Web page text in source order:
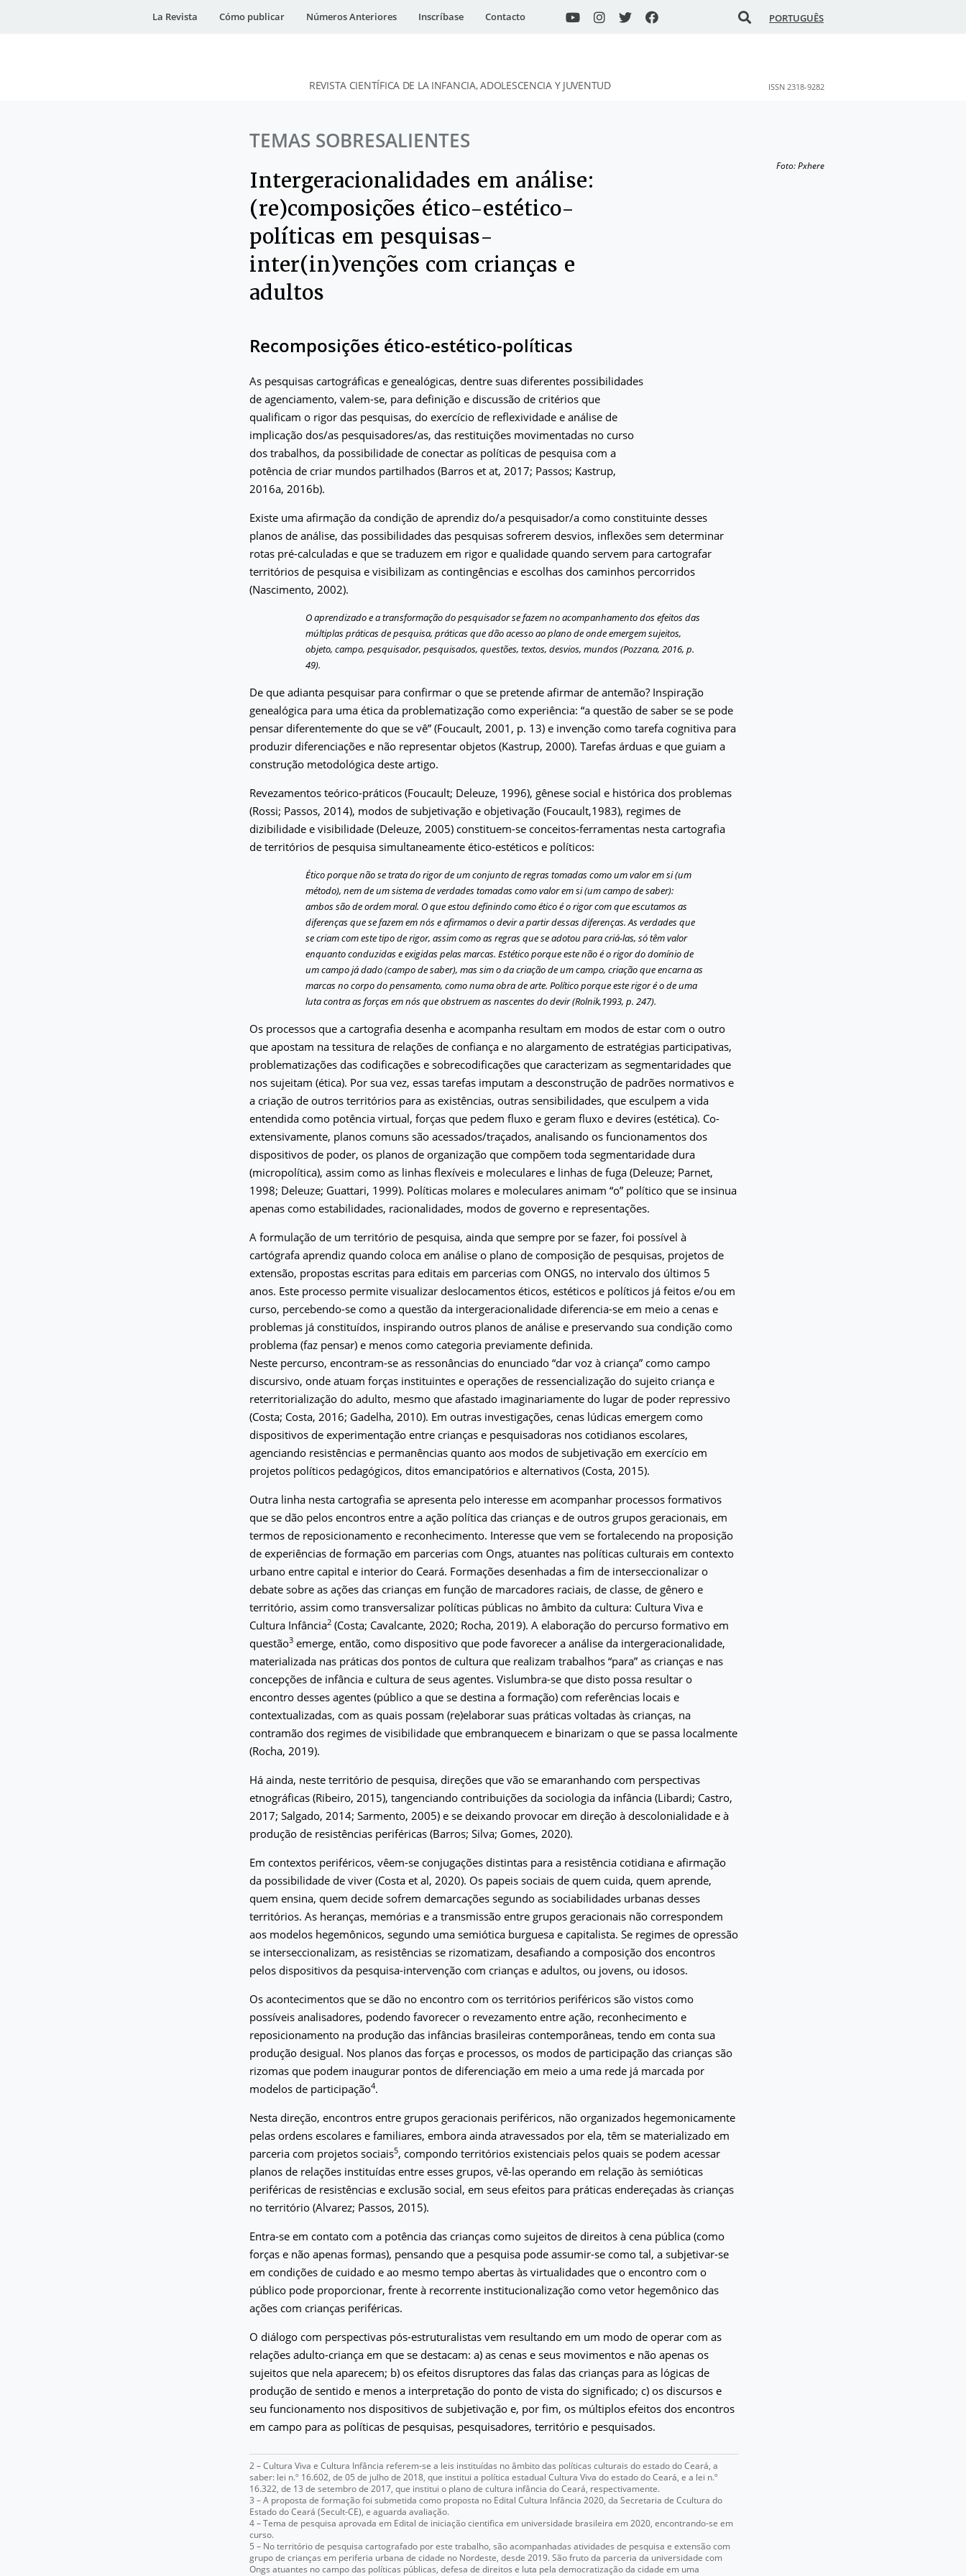
La Revista Cómo publicar Números Anteriores Inscríbase Contacto PORTUGUÊS
DESidades
REVISTA CIENTÍFICA DE LA INFANCIA, ADOLESCENCIA Y JUVENTUD ISSN 2318-9282
Foto: Pxhere
TEMAS SOBRESALIENTES
Intergeracionalidades em análise:
(re)composições ético-estético-
políticas em pesquisas-
inter(in)venções com crianças e
adultos
Recomposições ético-estético-políticas
As pesquisas cartográficas e genealógicas, dentre suas diferentes possibilidades
de agenciamento, valem-se, para definição e discussão de critérios que
qualificam o rigor das pesquisas, do exercício de reflexividade e análise de
implicação dos/as pesquisadores/as, das restituições movimentadas no curso
dos trabalhos, da possibilidade de conectar as políticas de pesquisa com a
potência de criar mundos partilhados (Barros et at, 2017; Passos; Kastrup,
2016a, 2016b).
Existe uma afirmação da condição de aprendiz do/a pesquisador/a como constituinte desses
planos de análise, das possibilidades das pesquisas sofrerem desvios, inflexões sem determinar
rotas pré-calculadas e que se traduzem em rigor e qualidade quando servem para cartografar
territórios de pesquisa e visibilizam as contingências e escolhas dos caminhos percorridos
(Nascimento, 2002).
O aprendizado e a transformação do pesquisador se fazem no acompanhamento dos efeitos das
múltiplas práticas de pesquisa, práticas que dão acesso ao plano de onde emergem sujeitos,
objeto, campo, pesquisador, pesquisados, questões, textos, desvios, mundos (Pozzana, 2016, p.
49).
De que adianta pesquisar para confirmar o que se pretende afirmar de antemão? Inspiração
genealógica para uma ética da problematização como experiência: “a questão de saber se se pode
pensar diferentemente do que se vê” (Foucault, 2001, p. 13) e invenção como tarefa cognitiva para
produzir diferenciações e não representar objetos (Kastrup, 2000). Tarefas árduas e que guiam a
construção metodológica deste artigo.
Revezamentos teórico-práticos (Foucault; Deleuze, 1996), gênese social e histórica dos problemas
(Rossi; Passos, 2014), modos de subjetivação e objetivação (Foucault,1983), regimes de
dizibilidade e visibilidade (Deleuze, 2005) constituem-se conceitos-ferramentas nesta cartografia
de territórios de pesquisa simultaneamente ético-estéticos e políticos:
Ético porque não se trata do rigor de um conjunto de regras tomadas como um valor em si (um
método), nem de um sistema de verdades tomadas como valor em si (um campo de saber):
ambos são de ordem moral. O que estou definindo como ético é o rigor com que escutamos as
diferenças que se fazem em nós e afirmamos o devir a partir dessas diferenças. As verdades que
se criam com este tipo de rigor, assim como as regras que se adotou para criá-las, só têm valor
enquanto conduzidas e exigidas pelas marcas. Estético porque este não é o rigor do domínio de
um campo já dado (campo de saber), mas sim o da criação de um campo, criação que encarna as
marcas no corpo do pensamento, como numa obra de arte. Político porque este rigor é o de uma
luta contra as forças em nós que obstruem as nascentes do devir (Rolnik,1993, p. 247).
Os processos que a cartografia desenha e acompanha resultam em modos de estar com o outro
que apostam na tessitura de relações de confiança e no alargamento de estratégias participativas,
problematizações das codificações e sobrecodificações que caracterizam as segmentaridades que
nos sujeitam (ética). Por sua vez, essas tarefas imputam a desconstrução de padrões normativos e
a criação de outros territórios para as existências, outras sensibilidades, que esculpem a vida
entendida como potência virtual, forças que pedem fluxo e geram fluxo e devires (estética). Co-
extensivamente, planos comuns são acessados/traçados, analisando os funcionamentos dos
dispositivos de poder, os planos de organização que compõem toda segmentaridade dura
(micropolítica), assim como as linhas flexíveis e moleculares e linhas de fuga (Deleuze; Parnet,
1998; Deleuze; Guattari, 1999). Políticas molares e moleculares animam “o” político que se insinua
apenas como estabilidades, racionalidades, modos de governo e representações.
A formulação de um território de pesquisa, ainda que sempre por se fazer, foi possível à
cartógrafa aprendiz quando coloca em análise o plano de composição de pesquisas, projetos de
extensão, propostas escritas para editais em parcerias com ONGS, no intervalo dos últimos 5
anos. Este processo permite visualizar deslocamentos éticos, estéticos e políticos já feitos e/ou em
curso, percebendo-se como a questão da intergeracionalidade diferencia-se em meio a cenas e
problemas já constituídos, inspirando outros planos de análise e preservando sua condição como
problema (faz pensar) e menos como categoria previamente definida.
Neste percurso, encontram-se as ressonâncias do enunciado “dar voz à criança” como campo
discursivo, onde atuam forças instituintes e operações de ressencialização do sujeito criança e
reterritorialização do adulto, mesmo que afastado imaginariamente do lugar de poder repressivo
(Costa; Costa, 2016; Gadelha, 2010). Em outras investigações, cenas lúdicas emergem como
dispositivos de experimentação entre crianças e pesquisadoras nos cotidianos escolares,
agenciando resistências e permanências quanto aos modos de subjetivação em exercício em
projetos políticos pedagógicos, ditos emancipatórios e alternativos (Costa, 2015).
Outra linha nesta cartografia se apresenta pelo interesse em acompanhar processos formativos
que se dão pelos encontros entre a ação política das crianças e de outros grupos geracionais, em
termos de reposicionamento e reconhecimento. Interesse que vem se fortalecendo na proposição
de experiências de formação em parcerias com Ongs, atuantes nas políticas culturais em contexto
urbano entre capital e interior do Ceará. Formações desenhadas a fim de interseccionalizar o
debate sobre as ações das crianças em função de marcadores raciais, de classe, de gênero e
território, assim como transversalizar políticas públicas no âmbito da cultura: Cultura Viva e
Cultura Infância2 (Costa; Cavalcante, 2020; Rocha, 2019). A elaboração do percurso formativo em
questão3 emerge, então, como dispositivo que pode favorecer a análise da intergeracionalidade,
materializada nas práticas dos pontos de cultura que realizam trabalhos “para” as crianças e nas
concepções de infância e cultura de seus agentes. Vislumbra-se que disto possa resultar o
encontro desses agentes (público a que se destina a formação) com referências locais e
contextualizadas, com as quais possam (re)elaborar suas práticas voltadas às crianças, na
contramão dos regimes de visibilidade que embranquecem e binarizam o que se passa localmente
(Rocha, 2019).
Há ainda, neste território de pesquisa, direções que vão se emaranhando com perspectivas
etnográficas (Ribeiro, 2015), tangenciando contribuições da sociologia da infância (Libardi; Castro,
2017; Salgado, 2014; Sarmento, 2005) e se deixando provocar em direção à descolonialidade e à
produção de resistências periféricas (Barros; Silva; Gomes, 2020).
Em contextos periféricos, vêem-se conjugações distintas para a resistência cotidiana e afirmação
da possibilidade de viver (Costa et al, 2020). Os papeis sociais de quem cuida, quem aprende,
quem ensina, quem decide sofrem demarcações segundo as sociabilidades urbanas desses
territórios. As heranças, memórias e a transmissão entre grupos geracionais não correspondem
aos modelos hegemônicos, segundo uma semiótica burguesa e capitalista. Se regimes de opressão
se interseccionalizam, as resistências se rizomatizam, desafiando a composição dos encontros
pelos dispositivos da pesquisa-intervenção com crianças e adultos, ou jovens, ou idosos.
Os acontecimentos que se dão no encontro com os territórios periféricos são vistos como
possíveis analisadores, podendo favorecer o revezamento entre ação, reconhecimento e
reposicionamento na produção das infâncias brasileiras contemporâneas, tendo em conta sua
produção desigual. Nos planos das forças e processos, os modos de participação das crianças são
rizomas que podem inaugurar pontos de diferenciação em meio a uma rede já marcada por
modelos de participação4.
Nesta direção, encontros entre grupos geracionais periféricos, não organizados hegemonicamente
pelas ordens escolares e familiares, embora ainda atravessados por ela, têm se materializado em
parceria com projetos sociais5, compondo territórios existenciais pelos quais se podem acessar
planos de relações instituídas entre esses grupos, vê-las operando em relação às semióticas
periféricas de resistências e exclusão social, em seus efeitos para práticas endereçadas às crianças
no território (Alvarez; Passos, 2015).
Entra-se em contato com a potência das crianças como sujeitos de direitos à cena pública (como
forças e não apenas formas), pensando que a pesquisa pode assumir-se como tal, a subjetivar-se
em condições de cuidado e ao mesmo tempo abertas às virtualidades que o encontro com o
público pode proporcionar, frente à recorrente institucionalização como vetor hegemônico das
ações com crianças periféricas.
O diálogo com perspectivas pós-estruturalistas vem resultando em um modo de operar com as
relações adulto-criança em que se destacam: a) as cenas e seus movimentos e não apenas os
sujeitos que nela aparecem; b) os efeitos disruptores das falas das crianças para as lógicas de
produção de sentido e menos a interpretação do ponto de vista do significado; c) os discursos e
seu funcionamento nos dispositivos de subjetivação e, por fim, os múltiplos efeitos dos encontros
em campo para as políticas de pesquisas, pesquisadores, território e pesquisados.
2 – Cultura Viva e Cultura Infância referem-se a leis instituídas no âmbito das políticas culturais do estado do Ceará, a
saber: lei n.º 16.602, de 05 de julho de 2018, que institui a política estadual Cultura Viva do estado do Ceará, e a lei n.º
16.322, de 13 de setembro de 2017, que institui o plano de cultura infância do Ceará, respectivamente.
3 – A proposta de formação foi submetida como proposta no Edital Cultura Infância 2020, da Secretaria de Ccultura do
Estado do Ceará (Secult-CE), e aguarda avaliação.
4 – Tema de pesquisa aprovada em Edital de iniciação cientifica em universidade brasileira em 2020, encontrando-se em
curso.
5 – No território de pesquisa cartografado por este trabalho, são acompanhadas atividades de pesquisa e extensão com
grupo de crianças em periferia urbana de cidade no Nordeste, desde 2019. São fruto da parceria da universidade com
Ongs atuantes no campo das políticas públicas, defesa de direitos e luta pela democratização da cidade em uma